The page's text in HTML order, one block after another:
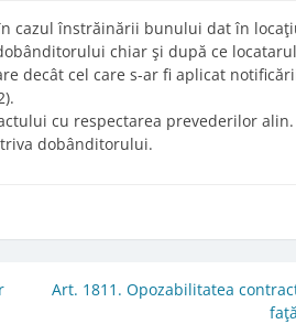
cazul înstrăinării bunului dat în
chiar şi după ce
decât cel care s-ar fi aplicat
cu respectarea prevederilor
dobânditorului.
Art. 1811. Opozabilitatea